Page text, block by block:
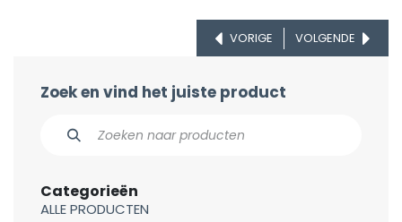
VORIGE VOLGENDE
Zoek en vind het juiste product
Categorieën
ALLE PRODUCTEN